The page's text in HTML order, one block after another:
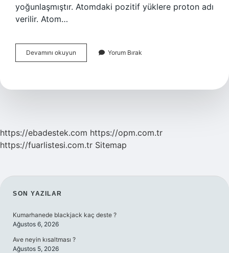
yoğunlaşmıştır. Atomdaki pozitif yüklere proton adı
verilir. Atom…
Devamını okuyun
Çekirdeğinin
Inceler
Yorum Bırak
https://ebadestek.com https://opm.com.tr
https://fuarlistesi.com.tr Sitemap
SIDEBAR
SON YAZILAR
Kumarhanede blackjack kaç deste ?
Ağustos 6, 2026
Ave neyin kısaltması ?
Ağustos 5, 2026